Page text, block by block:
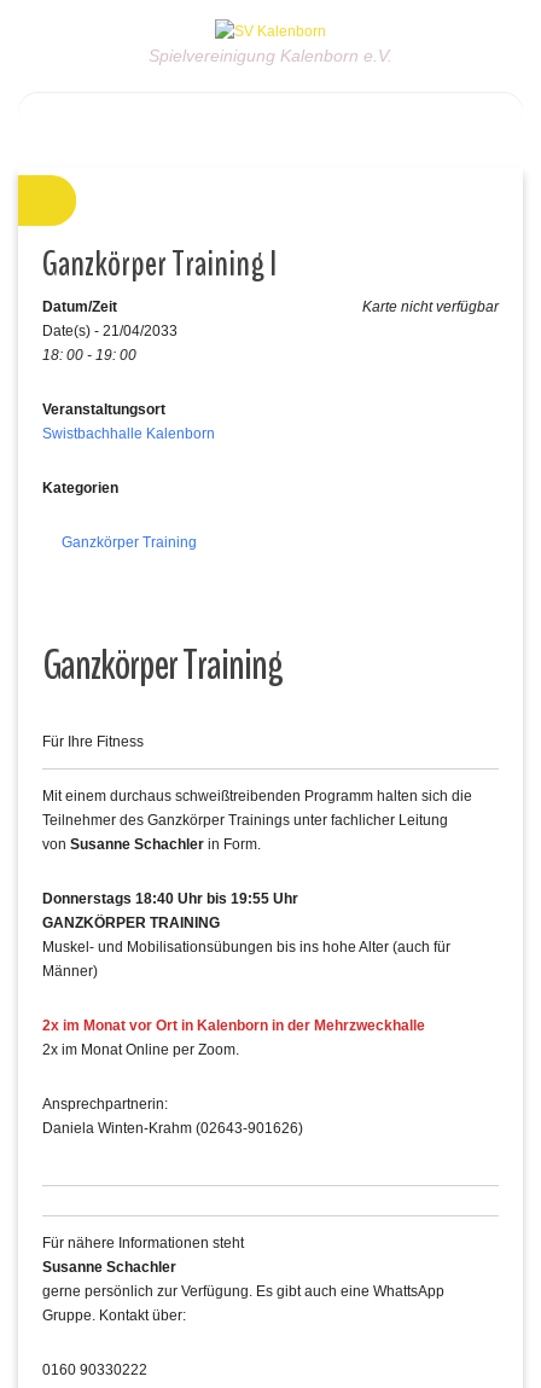
Spielvereinigung Kalenborn e.V.
Ganzkörper Training I
Karte nicht verfügbar
Datum/Zeit
Date(s) - 21/04/2033
18: 00 - 19: 00
Veranstaltungsort
Swistbachhalle Kalenborn
Kategorien
Ganzkörper Training
Ganzkörper Training
Für Ihre Fitness
Mit einem durchaus schweißtreibenden Programm halten sich die
Teilnehmer des Ganzkörper Trainings unter fachlicher Leitung
von Susanne Schachler in Form.
Donnerstags 18:40 Uhr bis 19:55 Uhr
GANZKÖRPER TRAINING
Muskel- und Mobilisationsübungen bis ins hohe Alter (auch für
Männer)
2x im Monat vor Ort in Kalenborn in der Mehrzweckhalle
2x im Monat Online per Zoom.
Ansprechpartnerin:
Daniela Winten-Krahm (02643-901626)
Für nähere Informationen steht
Susanne Schachler
gerne persönlich zur Verfügung. Es gibt auch eine WhattsApp
Gruppe. Kontakt über:
0160 90330222